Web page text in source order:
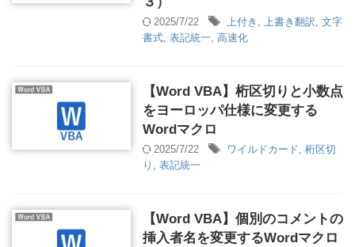
2025/7/22 上付き , 上書き翻訳, 文字
書式, 表記統一, 高速化
【Word VBA】桁区切りと小数点
をヨーロッパ仕様に変更する
Wordマクロ
2025/7/22 ワイルドカード, 桁区切
り , 表記統一
【Word VBA】個別のコメントの
挿入者名を変更するWordマクロ